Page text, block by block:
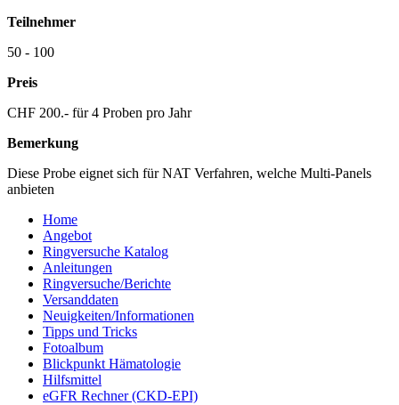
Teilnehmer
50 - 100
Preis
CHF 200.- für 4 Proben pro Jahr
Bemerkung
Diese Probe eignet sich für NAT Verfahren, welche Multi-Panels
anbieten
Home
Angebot
Ringversuche Katalog
Anleitungen
Ringversuche/Berichte
Versanddaten
Neuigkeiten/Informationen
Tipps und Tricks
Fotoalbum
Blickpunkt Hämatologie
Hilfsmittel
eGFR Rechner (CKD-EPI)